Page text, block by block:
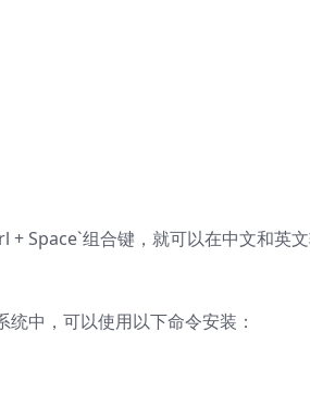
+ Space`组合键，就可以在中文和英
中，可以使用以下命令安装：